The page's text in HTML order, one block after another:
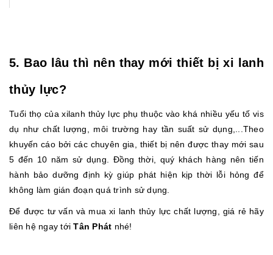
5. Bao lâu thì nên thay mới thiết bị xi lanh
thủy lực?
Tuổi thọ của xilanh thủy lực phụ thuộc vào khá nhiều yếu tố vis
dụ như chất lượng, môi trường hay tần suất sử dụng,...Theo
khuyến cáo bởi các chuyên gia, thiết bị nên được thay mới sau
5 đến 10 năm sử dụng. Đồng thời, quý khách hàng nên tiến
hành bảo dưỡng định kỳ giúp phát hiện kịp thời lỗi hỏng để
không làm gián đoạn quá trình sử dụng.
Để được tư vấn và mua xi lanh thủy lực chất lượng, giá rẻ hãy
liên hệ ngay tớiTân Phát nhé!